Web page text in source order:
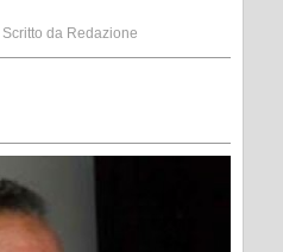
Scritto da Redazione